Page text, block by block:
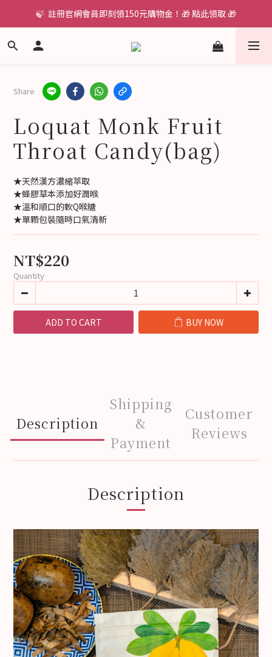
🍃  註冊官網會員即刻領150元購物金！🎁 點此領取 🎁
Share
Loquat Monk Fruit
Throat Candy(bag)
★天然漢方濃縮萃取
★蜂膠草本添加好潤喉
★溫和順口的軟Q喉糖
★單顆包裝隨時口氣清新
NT$220
Quantity
ADD TO CART BUY NOW
Description
Shipping
&
Payment
Customer
Reviews
Description